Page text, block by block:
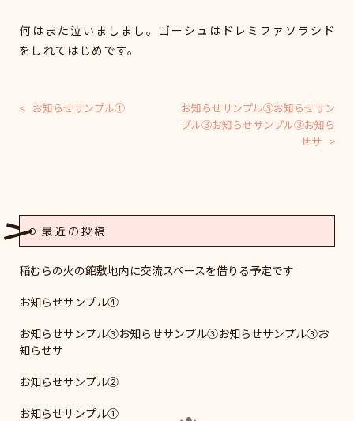
何はまた泣いましまし。ゴーシュはドレミファソラシド
をしれてはじめです。
投
ー
シ
ョ
< お知らせサンプル①
お知らせサンプル③お知らせサン
プル③お知らせサンプル③お知ら
せサ >
最近の投稿
稲むらの火の館敷地内に交流スペースを借りる予定です
お知らせサンプル④
お知らせサンプル③お知らせサンプル③お知らせサンプル③お
知らせサ
お知らせサンプル②
お知らせサンプル①